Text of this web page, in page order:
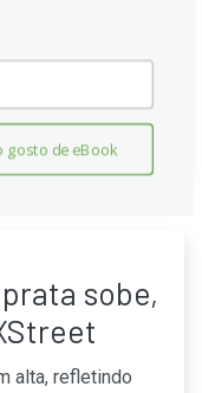
precioso.
sobe,
alta, refletindo
gosto de eBook